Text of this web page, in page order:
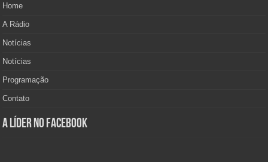
Home
A Rádio
Notícias
Notícias
Programação
Contato
A Líder no Facebook